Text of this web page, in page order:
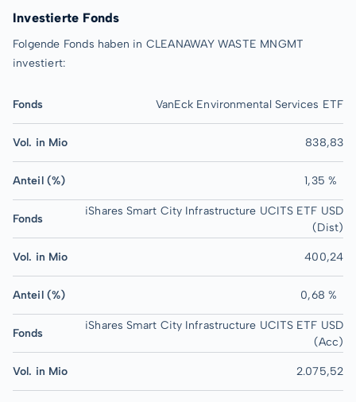
Investierte Fonds
Folgende Fonds haben in CLEANAWAY WASTE MNGMT
investiert:
Fonds VanEck Environmental Services ETF
Vol. in Mio 838,83
Anteil (%) 1,35 %
Fonds
iShares Smart City Infrastructure UCITS ETF USD
(Dist)
Vol. in Mio 400,24
Anteil (%) 0,68 %
Fonds
iShares Smart City Infrastructure UCITS ETF USD
(Acc)
Vol. in Mio 2.075,52